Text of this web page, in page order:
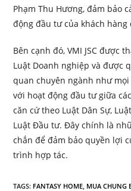
Phạm Thu Hương, đảm bảo
động đầu tư của khách
Bên cạnh đó, VMI JSC được
Luật Doanh nghiệp và được
quan chuyên ngành như
với hoạt động đầu tư giữa
căn cứ theo Luật Dân Sự,
Luật Đầu tư. Đây chính là
chắn để đảm bảo quyền lợi
trình hợp tác.
TAGS: FANTASY HOME MUA CHUNG